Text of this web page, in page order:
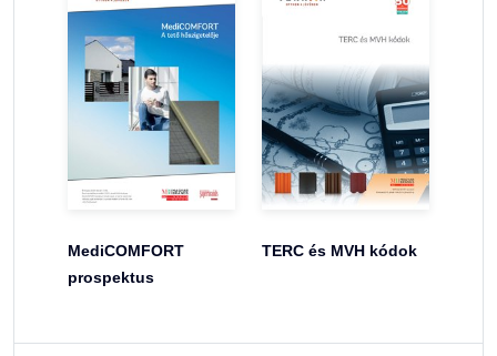
MediCOMFORT
prospektus
TERC és MVH kódok